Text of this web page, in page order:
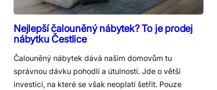
Nejlepší čalouněný nábytek? To je prodej
nábytku Čestlice
Čalouněný nábytek dává našim domovům tu
správnou dávku pohodlí a útulnosti. Jde o větší
investici, na které se však neoplatí šetřit. Pouze